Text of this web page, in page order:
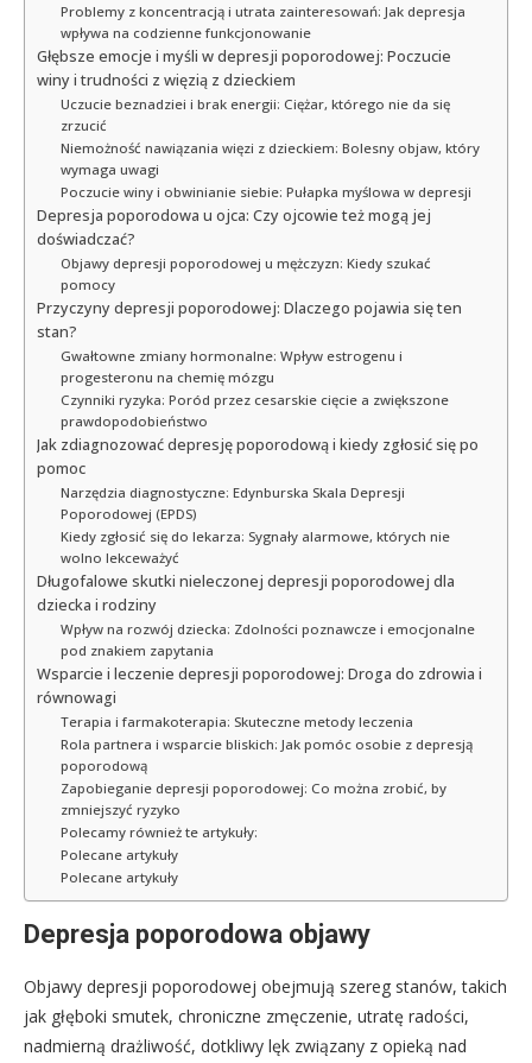
Problemy z koncentracją i utrata zainteresowań: Jak depresja
wpływa na codzienne funkcjonowanie
Głębsze emocje i myśli w depresji poporodowej: Poczucie
winy i trudności z więzią z dzieckiem
Uczucie beznadziei i brak energii: Ciężar, którego nie da się
zrzucić
Niemożność nawiązania więzi z dzieckiem: Bolesny objaw, który
wymaga uwagi
Poczucie winy i obwinianie siebie: Pułapka myślowa w depresji
Depresja poporodowa u ojca: Czy ojcowie też mogą jej
doświadczać?
Objawy depresji poporodowej u mężczyzn: Kiedy szukać
pomocy
Przyczyny depresji poporodowej: Dlaczego pojawia się ten
stan?
Gwałtowne zmiany hormonalne: Wpływ estrogenu i
progesteronu na chemię mózgu
Czynniki ryzyka: Poród przez cesarskie cięcie a zwiększone
prawdopodobieństwo
Jak zdiagnozować depresję poporodową i kiedy zgłosić się po
pomoc
Narzędzia diagnostyczne: Edynburska Skala Depresji
Poporodowej (EPDS)
Kiedy zgłosić się do lekarza: Sygnały alarmowe, których nie
wolno lekceważyć
Długofalowe skutki nieleczonej depresji poporodowej dla
dziecka i rodziny
Wpływ na rozwój dziecka: Zdolności poznawcze i emocjonalne
pod znakiem zapytania
Wsparcie i leczenie depresji poporodowej: Droga do zdrowia i
równowagi
Terapia i farmakoterapia: Skuteczne metody leczenia
Rola partnera i wsparcie bliskich: Jak pomóc osobie z depresją
poporodową
Zapobieganie depresji poporodowej: Co można zrobić, by
zmniejszyć ryzyko
Polecamy również te artykuły:
Polecane artykuły
Polecane artykuły
Depresja poporodowa objawy
Objawy depresji poporodowej obejmują szereg stanów, takich
jak głęboki smutek, chroniczne zmęczenie, utratę radości,
nadmierną drażliwość, dotkliwy lęk związany z opieką nad